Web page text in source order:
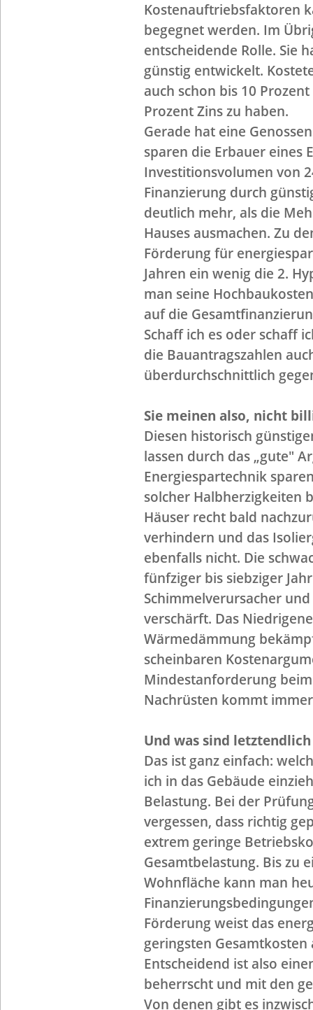
Kostenauftriebsfaktoren
begegnet werden. Im
entscheidende Rolle. Sie
günstig entwickelt.
auch schon bis 10
Prozent Zins zu haben.
Gerade hat eine
sparen die Erbauer eines
Investitionsvolumen von
Finanzierung durch
deutlich mehr, als die
Hauses ausmachen. Zu
Förderung für
Jahren ein wenig die 2.
man seine
auf die
Schaff ich es oder schaff
die Bauantragszahlen
überdurchschnittlich
Sie meinen also, nicht
Diesen historisch
lassen durch das „gute"
Energiespartechnik
solcher Halbherzigkeiten
Häuser recht bald
verhindern und das
ebenfalls nicht. Die
fünfziger bis siebziger
Schimmelverursacher
verschärft. Das
Wärmedämmung
scheinbaren
Mindestanforderung
Nachrüsten kommt
Und was sind
Das ist ganz einfach:
ich in das Gebäude
Belastung. Bei der
vergessen, dass richtig
extrem geringe
Gesamtbelastung. Bis zu
Wohnfläche kann man
Förderung weist das
geringsten
Entscheidend ist also
beherrscht und mit den
Von denen gibt es